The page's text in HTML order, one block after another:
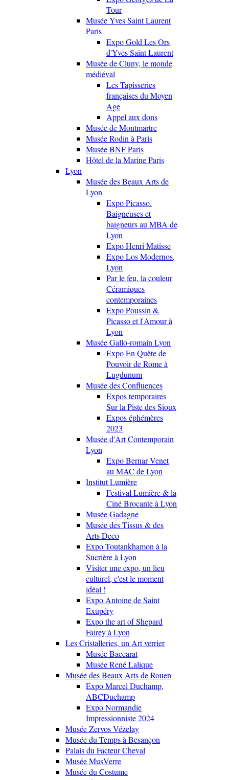
Tour
Musée Yves Saint Laurent
Paris
Expo Gold Les Ors
d'Yves Saint Laurent
Musée de Cluny, le monde
médiéval
Les Tapisseries
françaises du Moyen
Age
Appel aux dons
Musée de Montmartre
Musée Rodin à Paris
Musée BNF Paris
Hôtel de la Marine Paris
Lyon
Musée des Beaux Arts de
Lyon
Expo Picasso.
Baigneuses et
baigneurs au MBA de
Lyon
Expo Henri Matisse
Expo Los Modernos,
Lyon
Par le feu, la couleur
Céramiques
contemporaines
Expo Poussin &
Picasso et l'Amour à
Lyon
Musée Gallo-romain Lyon
Expo En Quête de
Pouvoir de Rome à
Lugdunum
Musée des Confluences
Expos temporaires
Sur la Piste des Sioux
Expos éphémères
2023
Musée d'Art Contemporain
Lyon
Expo Bernar Venet
au MAC de Lyon
Institut Lumière
Festival Lumière & la
Ciné Brocante à Lyon
Musée Gadagne
Musée des Tissus & des
Arts Deco
Expo Toutankhamon à la
Sucrière à Lyon
Visiter une expo, un lieu
culturel, c'est le moment
idéal !
Expo Antoine de Saint
Exupéry
Expo the art of Shepard
Fairey à Lyon
Les Cristalleries, un Art verrier
Musée Baccarat
Musée René Lalique
Musée des Beaux Arts de Rouen
Expo Marcel Duchamp,
ABCDuchamp
Expo Normandie
Impressionniste 2024
Musée Zervos Vézelay
Musée du Temps à Besançon
Palais du Facteur Cheval
Musée MusVerre
Musée du Costume